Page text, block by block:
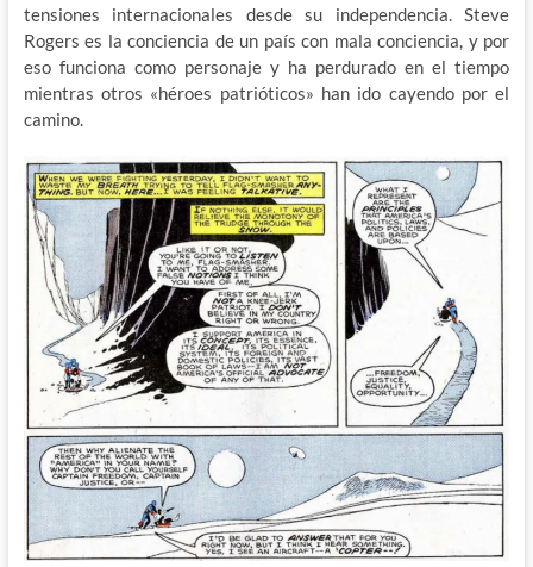
tensiones internacionales desde su independencia. Steve
Rogers es la conciencia de un país con mala conciencia, y por
eso funciona como personaje y ha perdurado en el tiempo
mientras otros «héroes patrióticos» han ido cayendo por el
camino.